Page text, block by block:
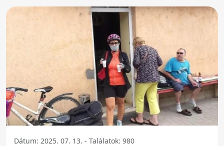
Dátum: 2025. 07. 13. - Találatok: 980